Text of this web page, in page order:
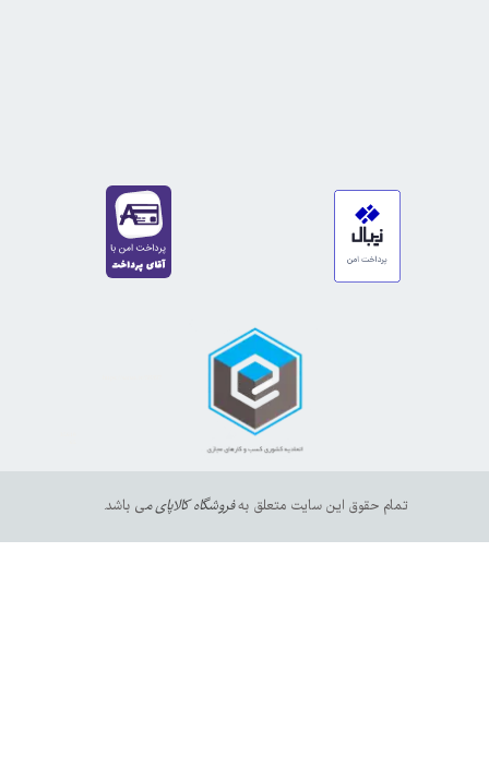
تمام حقوق این سایت متعلق بهفروشگاه کالاپای می باشد.